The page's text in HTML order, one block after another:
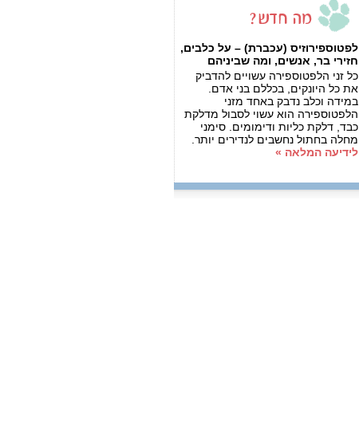
לפטוספירוזיס (עכברת) – על כלבים,
חזירי בר, אנשים, ומה שביניהם
כל זני הלפטוספירה עשויים להדביק
את כל היונקים, בכללם בני אדם.
במידה וכלב נדבק באחד מזני
הלפטוספירה הוא עשוי לסבול מדלקת
כבד, דלקת כליות ודימומים. סימני
מחלה בחתול נחשבים לנדירים יותר.
לידיעה המלאה »